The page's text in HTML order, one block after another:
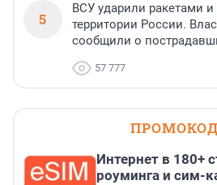
5
ВСУ ударили ракетами
территории России.
сообщили о
57 777
Интернет в 180+
роуминга и сим-